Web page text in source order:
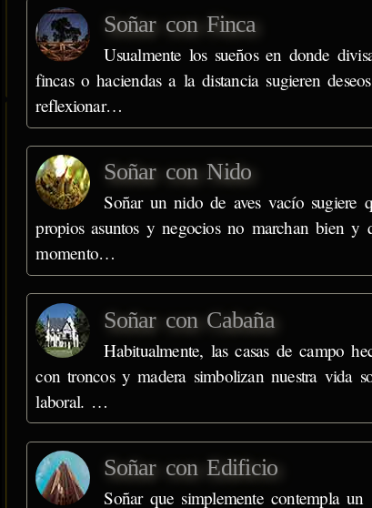
Soñar con Finca
Usualmente los sueños en donde
fincas o haciendas a la distancia sugieren
reflexionar…
Soñar con Nido
Soñar un nido de aves vacío sugiere
propios asuntos y negocios no marchan bien y
momento…
Soñar con Cabaña
Habitualmente, las casas de campo
con troncos y madera simbolizan nuestra vida
laboral. …
Soñar con Edificio
Soñar que simplemente contempla un